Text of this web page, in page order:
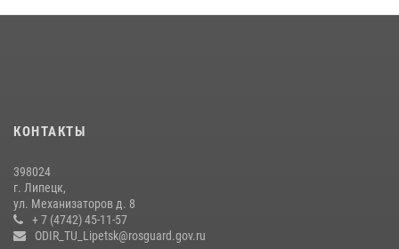
20 июля 2026, 12:22
Липецке
17 июля 2026, 12:26 5
КОНТАКТЫ
398024
г. Липецк,
ул. Механизаторов д. 8
+ 7 (4742) 45-11-57
ODIR_TU_Lipetsk@rosguard.gov.ru